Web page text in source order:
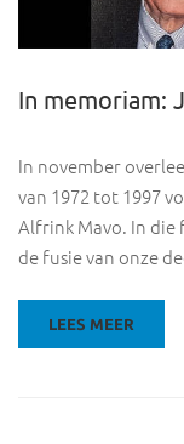
In memoriam:
In november
van 1972 tot 1997
Alfrink Mavo. In
de fusie van onze
LEES MEER